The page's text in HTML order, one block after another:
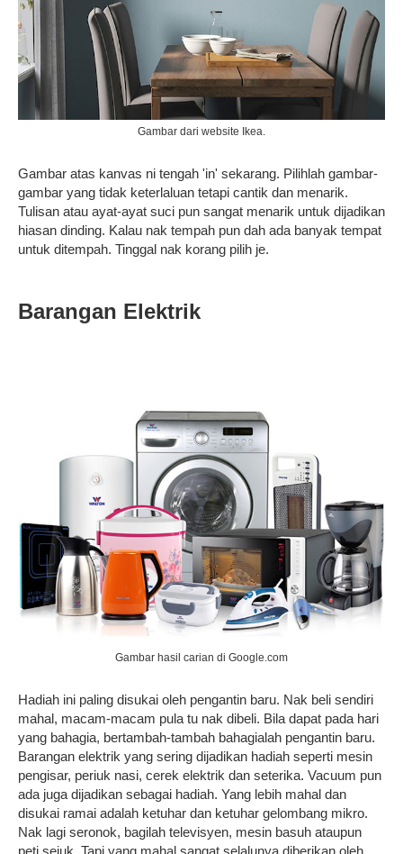
Gambar dari website Ikea.
Gambar atas kanvas ni tengah 'in' sekarang. Pilihlah gambar-
gambar yang tidak keterlaluan tetapi cantik dan menarik.
Tulisan atau ayat-ayat suci pun sangat menarik untuk dijadikan
hiasan dinding. Kalau nak tempah pun dah ada banyak tempat
untuk ditempah. Tinggal nak korang pilih je.
Barangan Elektrik
Gambar hasil carian di Google.com
Hadiah ini paling disukai oleh pengantin baru. Nak beli sendiri
mahal, macam-macam pula tu nak dibeli. Bila dapat pada hari
yang bahagia, bertambah-tambah bahagialah pengantin baru.
Barangan elektrik yang sering dijadikan hadiah seperti mesin
pengisar, periuk nasi, cerek elektrik dan seterika. Vacuum pun
ada juga dijadikan sebagai hadiah. Yang lebih mahal dan
disukai ramai adalah ketuhar dan ketuhar gelombang mikro.
Nak lagi seronok, bagilah televisyen, mesin basuh ataupun
peti sejuk. Tapi yang mahal sangat selalunya diberikan oleh